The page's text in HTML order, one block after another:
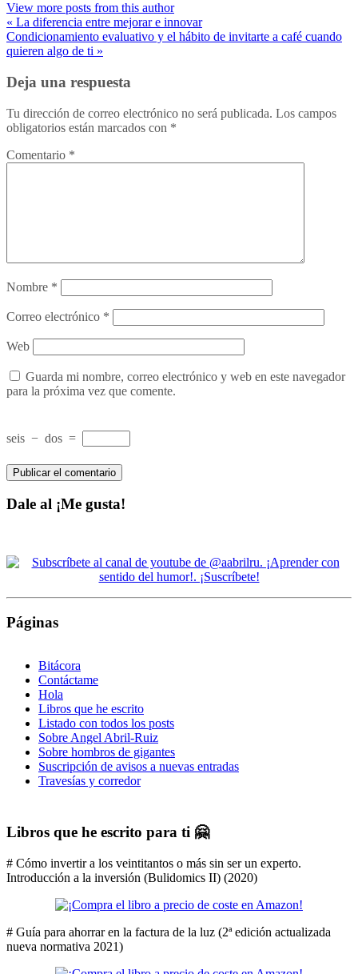
View more posts from this author
« La diferencia entre mejorar e innovar
Condicionamiento evaluativo y el hábito de invitarte a café cuando
quieren algo de ti »
Deja una respuesta
Tu dirección de correo electrónico no será publicada. Los campos
obligatorios están marcados con *
Comentario *
Nombre *
Correo electrónico *
Web
Guarda mi nombre, correo electrónico y web en este navegador
para la próxima vez que comente.
seis − dos =
Dale al ¡Me gusta!
Páginas
Bitácora
Contáctame
Hola
Libros que he escrito
Listado con todos los posts
Sobre Angel Abril-Ruiz
Sobre hombros de gigantes
Suscripción de avisos a nuevas entradas
Travesías y corredor
Libros que he escrito para ti 🤗
# Cómo invertir a los veintitantos o más sin ser un experto.
Introducción a la inversión (Bulidomics II) (2020)
# Guía para ahorrar en la factura de la luz (2ª edición actualizada
nueva normativa 2021)